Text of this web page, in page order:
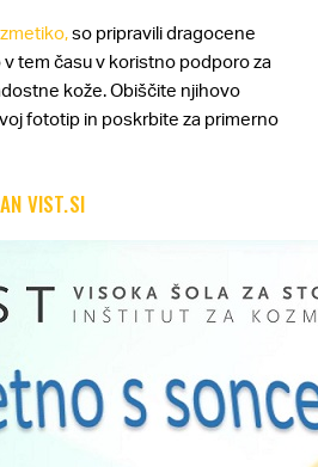
so pripravili dragocene
tem času v koristno podporo za
kože. Obiščite njihovo
fototip in poskrbite za primerno
VIST.SI